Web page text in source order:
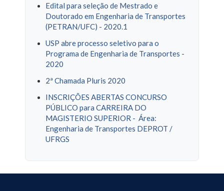
Edital para seleção de Mestrado e
Doutorado em Engenharia de Transportes
(PETRAN/UFC) - 2020.1
USP abre processo seletivo para o
Programa de Engenharia de Transportes -
2020
2ª Chamada Pluris 2020
INSCRIÇÕES ABERTAS CONCURSO
PÚBLICO para CARREIRA DO
MAGISTERIO SUPERIOR - Área:
Engenharia de Transportes DEPROT /
UFRGS